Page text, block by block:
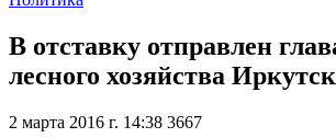
В отставку отправлен
лесного хозяйства
2 марта 2016 г. 14:38 3667